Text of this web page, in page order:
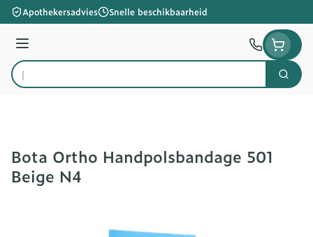
Ga naar de inhoud
Apothekersadvies Snelle beschikbaarheid
Menu
Product, merk, categorie...
Zoek
Bota Ortho Handpolsbandage 501
Beige N4